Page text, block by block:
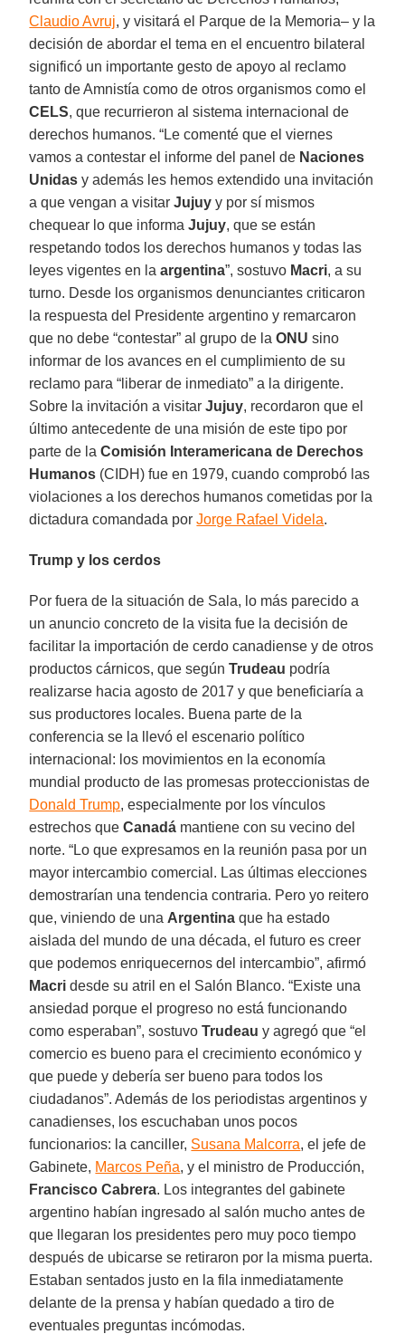
Claudio Avruj, y visitará el Parque de la Memoria– y la
decisión de abordar el tema en el encuentro bilateral
significó un importante gesto de apoyo al reclamo
tanto de Amnistía como de otros organismos como el
CELS, que recurrieron al sistema internacional de
derechos humanos. “Le comenté que el viernes
vamos a contestar el informe del panel de Naciones
Unidas y además les hemos extendido una invitación
a que vengan a visitar Jujuy y por sí mismos
chequear lo que informaJujuy, que se están
respetando todos los derechos humanos y todas las
leyes vigentes en laargentina”, sostuvo Macri, a su
turno. Desde los organismos denunciantes criticaron
la respuesta del Presidente argentino y remarcaron
que no debe “contestar” al grupo de la ONU sino
informar de los avances en el cumplimiento de su
reclamo para “liberar de inmediato” a la dirigente.
Sobre la invitación a visitarJujuy, recordaron que el
último antecedente de una misión de este tipo por
parte de laComisión Interamericana de Derechos
Humanos (CIDH) fue en 1979, cuando comprobó las
violaciones a los derechos humanos cometidas por la
dictadura comandada porJorge Rafael Videla.
Trump y los cerdos
Por fuera de la situación de Sala, lo más parecido a
un anuncio concreto de la visita fue la decisión de
facilitar la importación de cerdo canadiense y de otros
productos cárnicos, que segúnTrudeau podría
realizarse hacia agosto de 2017 y que beneficiaría a
sus productores locales. Buena parte de la
conferencia se la llevó el escenario político
internacional: los movimientos en la economía
mundial producto de las promesas proteccionistas de
Donald Trump, especialmente por los vínculos
estrechos queCanadá mantiene con su vecino del
norte. “Lo que expresamos en la reunión pasa por un
mayor intercambio comercial. Las últimas elecciones
demostrarían una tendencia contraria. Pero yo reitero
que, viniendo de una Argentina que ha estado
aislada del mundo de una década, el futuro es creer
que podemos enriquecernos del intercambio”, afirmó
Macri desde su atril en el Salón Blanco. “Existe una
ansiedad porque el progreso no está funcionando
como esperaban”, sostuvoTrudeau y agregó que “el
comercio es bueno para el crecimiento económico y
que puede y debería ser bueno para todos los
ciudadanos”. Además de los periodistas argentinos y
canadienses, los escuchaban unos pocos
funcionarios: la canciller, Susana Malcorra, el jefe de
Gabinete, Marcos Peña, y el ministro de Producción,
Francisco Cabrera. Los integrantes del gabinete
argentino habían ingresado al salón mucho antes de
que llegaran los presidentes pero muy poco tiempo
después de ubicarse se retiraron por la misma puerta.
Estaban sentados justo en la fila inmediatamente
delante de la prensa y habían quedado a tiro de
eventuales preguntas incómodas.